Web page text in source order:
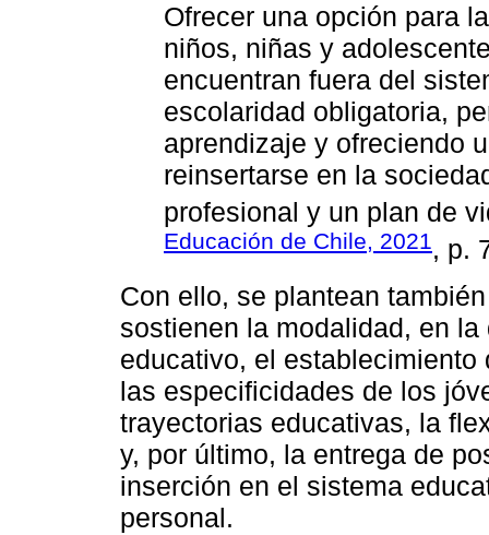
Ofrecer una opción para
niños, niñas y
encuentran fuera del
escolaridad obligatoria,
aprendizaje y ofreciendo
reinsertarse en la
profesional y un plan de
Educación de Chile, 2021, p.
Con ello, se plantean
sostienen la modalidad, en
educativo, el
las especificidades de los
trayectorias educativas, la
y, por último, la entrega de
inserción en el sistema
personal.